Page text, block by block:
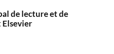
de lecture et de
Elsevier